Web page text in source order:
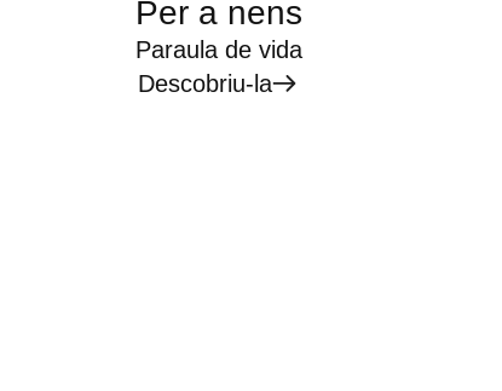
Per a nens
Paraula de vida
Descobriu-la